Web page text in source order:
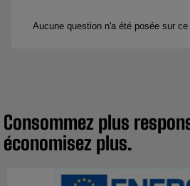
Consommez plus
économisez plus.